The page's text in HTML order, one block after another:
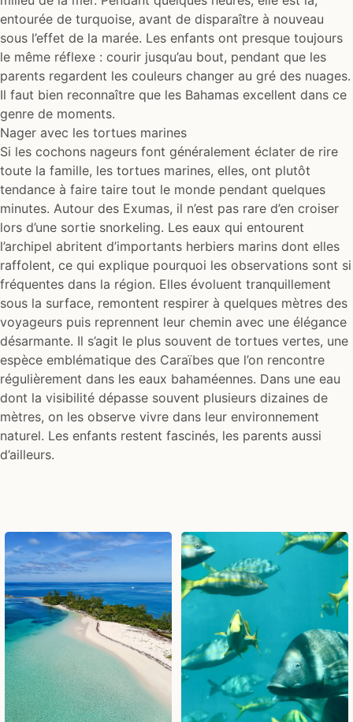
entourée de turquoise, avant de disparaître à nouveau
sous l’effet de la marée. Les enfants ont presque toujours
le même réflexe : courir jusqu’au bout, pendant que les
parents regardent les couleurs changer au gré des nuages.
Il faut bien reconnaître que les Bahamas excellent dans ce
genre de moments.
Nager avec les tortues marines
Si les cochons nageurs font généralement éclater de rire
toute la famille, les tortues marines, elles, ont plutôt
tendance à faire taire tout le monde pendant quelques
minutes. Autour des Exumas, il n’est pas rare d’en croiser
lors d’une sortie snorkeling. Les eaux qui entourent
l’archipel abritent d’importants herbiers marins dont elles
raffolent, ce qui explique pourquoi les observations sont si
fréquentes dans la région. Elles évoluent tranquillement
sous la surface, remontent respirer à quelques mètres des
voyageurs puis reprennent leur chemin avec une élégance
désarmante. Il s’agit le plus souvent de tortues vertes, une
espèce emblématique des Caraïbes que l’on rencontre
régulièrement dans les eaux bahaméennes. Dans une eau
dont la visibilité dépasse souvent plusieurs dizaines de
mètres, on les observe vivre dans leur environnement
naturel. Les enfants restent fascinés, les parents aussi
d’ailleurs.